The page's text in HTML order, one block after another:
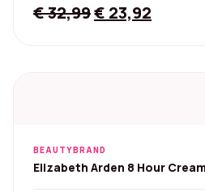
€32,99Original
€ 23,92
BEAUTYBRAND
Elizabeth Arden 8 Hour